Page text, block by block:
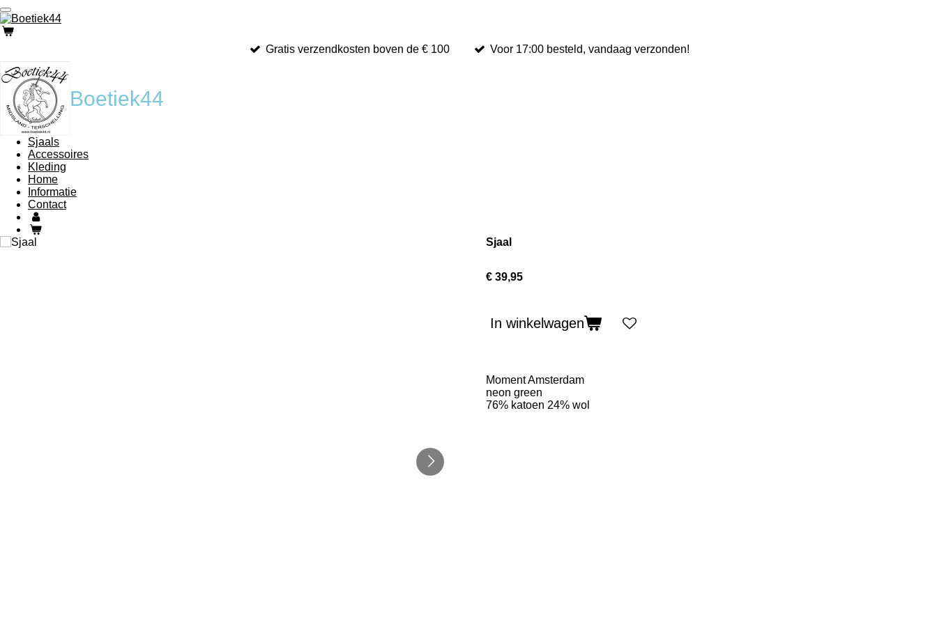
Ga
direct
naar
hoofdinhoud
Gratis verzendkosten boven de € 100 Voor 17:00 besteld, vandaag verzonden!
Boetiek44
Sjaals
Accessoires
Kleding
Home
Informatie
Contact
Sjaal
€ 39,95
In winkelwagen
Moment Amsterdam
neon green
76% katoen 24% wol